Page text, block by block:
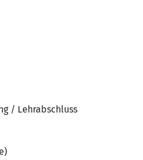
/ Lehrabschluss